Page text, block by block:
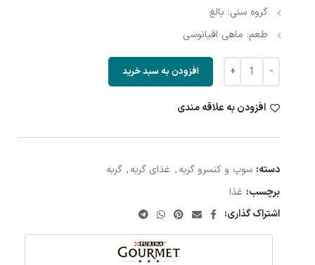
گروه سنی: بالغ
طعم: ماهی اقیانوسی
افزودن به سبد خرید
افزودن به علاقه مندی
دسته: سوپ و کنسرو گربه, غذای گربه, گربه
برچسب: غذا
اشتراک گذاری: